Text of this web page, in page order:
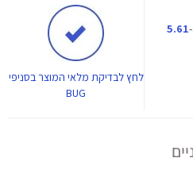
5.61
לחץלבדיקת מלאי המוצר בסניפי
BUG